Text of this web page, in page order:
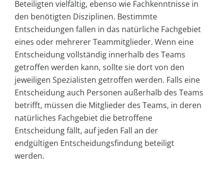
Beteiligten vielfältig, ebenso wie Fachkenntnisse in
den benötigten Disziplinen. Bestimmte
Entscheidungen fallen in das natürliche Fachgebiet
eines oder mehrerer Teammitglieder. Wenn eine
Entscheidung vollständig innerhalb des Teams
getroffen werden kann, sollte sie dort von den
jeweiligen Spezialisten getroffen werden. Falls eine
Entscheidung auch Personen außerhalb des Teams
betrifft, müssen die Mitglieder des Teams, in deren
natürliches Fachgebiet die betroffene
Entscheidung fällt, auf jeden Fall an der
endgültigen Entscheidungsfindung beteiligt
werden.